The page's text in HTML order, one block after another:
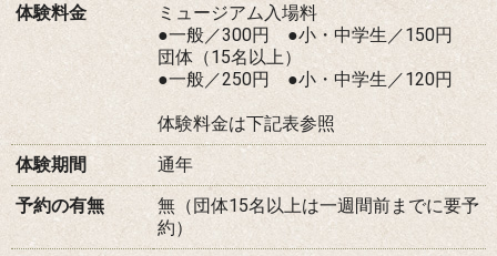
体験料金
ミュージアム入場料
●一般／300円 ●小・中学生／150円
団体（15名以上）
●一般／250円 ●小・中学生／120円
体験料金は下記表参照
体験期間
通年
予約の有無
無（団体15名以上は一週間前までに要予
約）